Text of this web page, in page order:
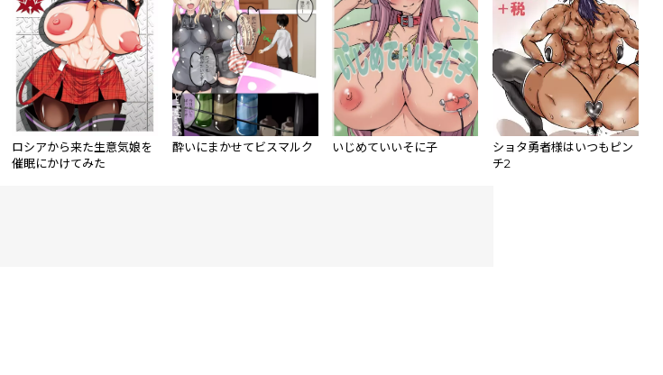
ロシアから来た生意気娘を
催眠にかけてみた
酔いにまかせてビスマルク いじめていいそに子
ショタ勇者様はいつもピン
チ2